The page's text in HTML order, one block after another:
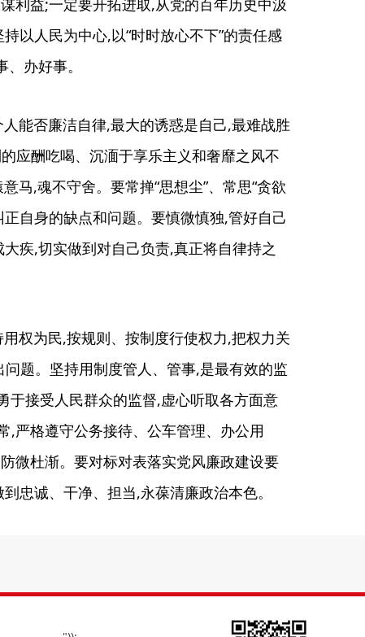
利益;一定要开拓进取,从党的百年历史中汲
以人民为中心,以“时时放心不下”的责任感
办好事。
能否廉洁自律,最大的诱惑是自己,最难战胜
应酬吃喝、沉湎于享乐主义和奢靡之风不
马,魂不守舍。要常掸“思想尘”、常思“贪欲
自身的缺点和问题。要慎微慎独,管好自己
疾,切实做到对自己负责,真正将自律持之
权为民,按规则、按制度行使权力,把权力关
题。坚持用制度管人、管事,是最有效的监
于接受人民群众的监督,虚心听取各方面意
,严格遵守公务接待、公车管理、办公用
微杜渐。要对标对表落实党风廉政建设要
忠诚、干净、担当,永葆清廉政治本色。